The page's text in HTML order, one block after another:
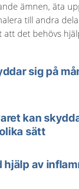
ämnen, äta
till andra
att det behövs
sig på
kan
sätt
hjälp av